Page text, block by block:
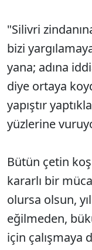
"Silivri
bizi
yana; adına
diye ortaya
yapıştır
yüzlerine
Bütün çetin
kararlı bir
olursa olsun,
eğilmeden,
için çalışmaya